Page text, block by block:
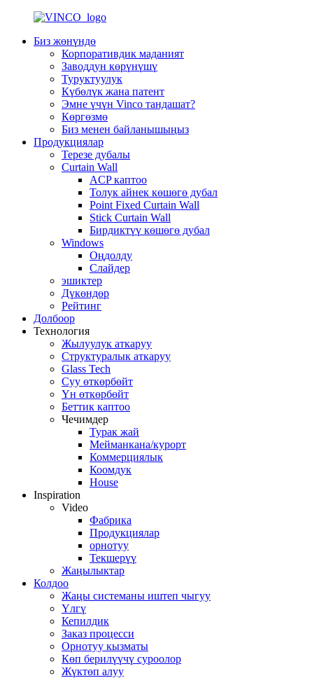
Биз жөнүндө
Корпоративдик маданият
Заводдун көрүнүшү
Туруктуулук
Күбөлүк жана патент
Эмне үчүн Vinco тандашат?
Көргөзмө
Биз менен байланышыңыз
Продукциялар
Терезе дубалы
Curtain Wall
ACP каптоо
Толук айнек көшөгө дубал
Point Fixed Curtain Wall
Stick Curtain Wall
Бирдиктүү көшөгө дубал
Windows
Оңдолду
Слайдер
эшиктер
Дүкөндөр
Рейтинг
Долбоор
Технология
Жылуулук аткаруу
Структуралык аткаруу
Glass Tech
Суу өткөрбөйт
Үн өткөрбөйт
Беттик каптоо
Чечимдер
Турак жай
Мейманкана/курорт
Коммерциялык
Коомдук
House
Inspiration
Video
Фабрика
Продукциялар
орнотуу
Текшерүү
Жаңылыктар
Колдоо
Жаңы системаны иштеп чыгуу
Үлгү
Кепилдик
Заказ процесси
Орнотуу кызматы
Көп берилүүчү суроолор
Жүктөп алуу